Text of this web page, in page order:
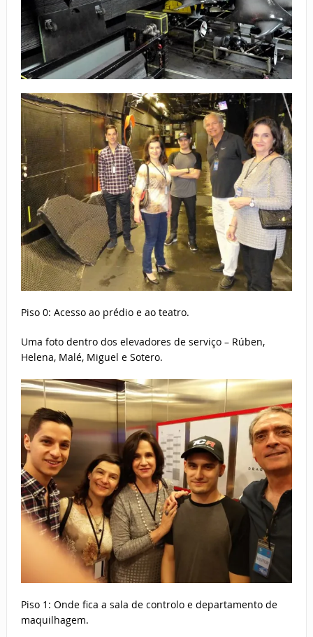
Piso 0: Acesso ao prédio e ao teatro.
Uma foto dentro dos elevadores de serviço – Rúben,
Helena, Malé, Miguel e Sotero.
Piso 1: Onde fica a sala de controlo e departamento de
maquilhagem.